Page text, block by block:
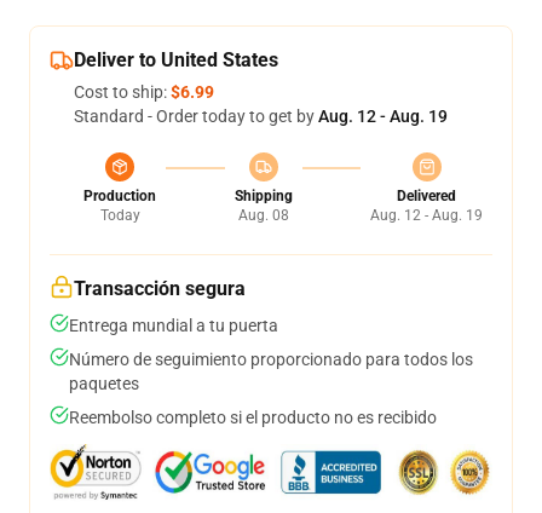
Deliver to United States
Cost to ship:$6.99
Standard - Order today to get byAug. 12 - Aug. 19
Production
Today
Shipping
Aug. 08
Delivered
Aug. 12 - Aug. 19
Transacción segura
Entrega mundial a tu puerta
Número de seguimiento proporcionado para todos los
paquetes
Reembolso completo si el producto no es recibido